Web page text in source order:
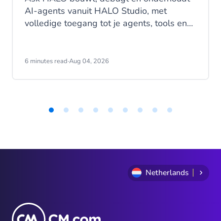
AI-agents vanuit HALO Studio, met
volledige toegang tot je agents, tools en
Intergamma het gebruiken.
6 minutes read·Aug 04, 2026
of
Netherlands